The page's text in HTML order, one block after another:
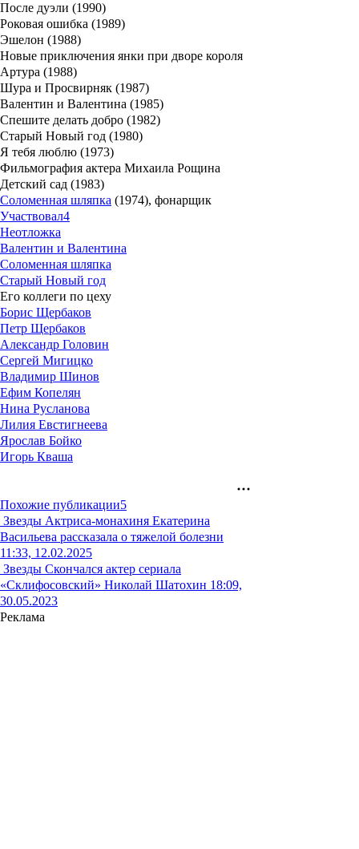
После дуэли (1990)
Роковая ошибка (1989)
Эшелон (1988)
Новые приключения янки при дворе короля
Артура (1988)
Шура и Просвирняк (1987)
Валентин и Валентина (1985)
Спешите делать добро (1982)
Старый Новый год (1980)
Я тебя люблю (1973)
Фильмография актера Михаила Рощина
Детский сад (1983)
Соломенная шляпка (1974), фонарщик
Участвовал4
Неотложка
Валентин и Валентина
Соломенная шляпка
Старый Новый год
Его коллеги по цеху
Борис Щербаков
Петр Щербаков
Александр Головин
Сергей Мигицко
Владимир Шинов
Ефим Копелян
Нина Русланова
Лилия Евстигнеева
Ярослав Бойко
Игорь Кваша
Похожие публикации5
Звезды Актриса-монахиня Екатерина
Васильева рассказала о тяжелой болезни
11:33, 12.02.2025
Звезды Скончался актер сериала
«Склифосовский» Николай Шатохин 18:09,
30.05.2023
Реклама